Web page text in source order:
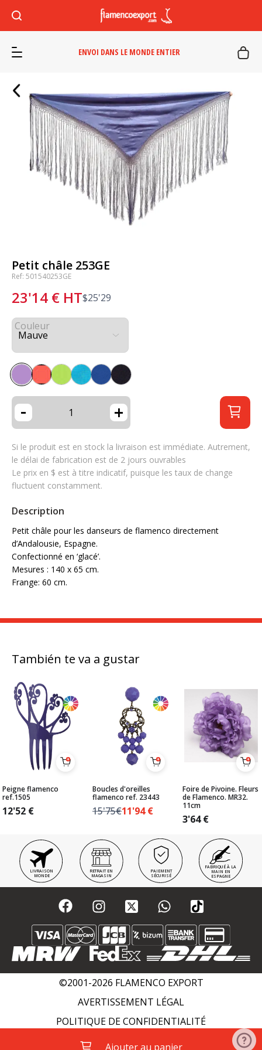
ENVOI DANS LE MONDE ENTIER
Petit châle 253GE
Ref: 501540253GE
23'14 € HT$25'29
Couleur
- +
Si le produit est en stock la livraison est immédiate. Autrement,
le délai de fabrication est de 2 jours ouvrables
Le prix en $ est à titre indicatif, puisque les taux de change
fluctuent constamment.
Description
Petit châle pour les danseurs de flamenco directement
d’Andalousie, Espagne.
Confectionné en ‘glacé’.
Mesures : 140 x 65 cm.
Frange: 60 cm.
Ajouter au panier
También te va a gustar
Peigne flamenco
ref.1505
12'52 €
Boucles d'oreilles
flamenco ref. 23443
15'75€11'94€
Foire de Pivoine. Fleurs
de Flamenco. MR32.
11cm
3'64€
LIVRAISON
MONDE
RETRAIT EN
MAGASIN
PAIEMENT
SÉCURISÉ
FABRIQUÉ À LA
MAIN EN
ESPAGNE
©2001-2026 FLAMENCO EXPORT
AVERTISSEMENT LÉGAL
POLITIQUE DE CONFIDENTIALITÉ
POLITIQUE DE COOKIES
WIKI FLAMENCO